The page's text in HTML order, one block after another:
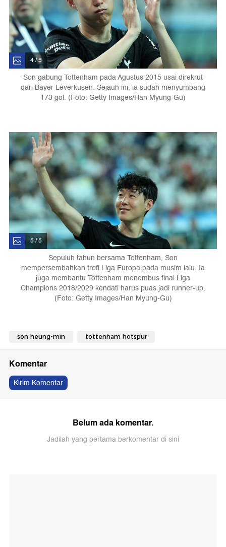
4 / 5
Son gabung Tottenham pada Agustus 2015 usai direkrut
dari Bayer Leverkusen. Sejauh ini, ia sudah menyumbang
173 gol. (Foto: Getty Images/Han Myung-Gu)
5 / 5
Sepuluh tahun bersama Tottenham, Son
mempersembahkan trofi Liga Europa pada musim lalu. Ia
juga membantu Tottenham menembus final Liga
Champions 2018/2029 kendati harus puas jadi runner-up.
(Foto: Getty Images/Han Myung-Gu)
son heung-min tottenham hotspur
Komentar
Kirim Komentar
Belum ada komentar.
Jadilah yang pertama berkomentar di sini